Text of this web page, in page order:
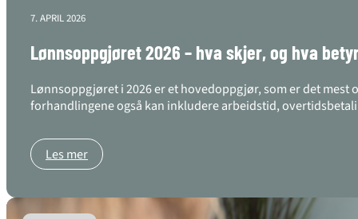
7. APRIL 2026
Lønnsoppgjøret 2026 – hva skjer, og hva
Lønnsoppgjøret i 2026 er et hovedoppgjør, som er det
forhandlingene også kan inkludere arbeidstid,
Les mer